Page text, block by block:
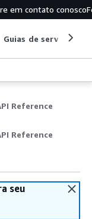
em contato conosco
Guias de serviço
Reference
Reference
seu